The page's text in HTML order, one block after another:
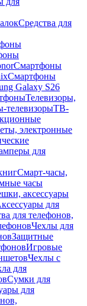
Средства для
Смартфоны
Смартфоны
Galaxy S26
Телевизоры,
телевизорыТВ-
электронные
для
Смарт-часы,
часы
аксессуары
для
для телефонов,
Чехлы для
Защитные
Игровые
Чехлы с
для
Сумки для
для